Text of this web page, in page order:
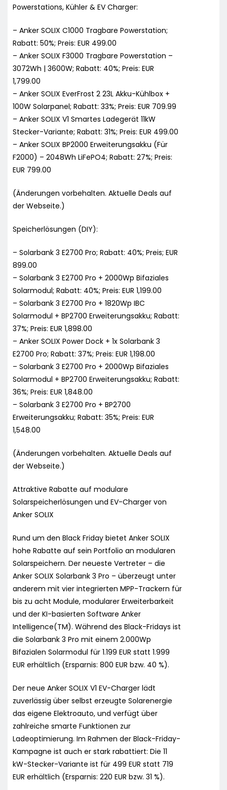
Powerstations, Kühler & EV Charger:
– Anker SOLIX C1000 Tragbare Powerstation;
Rabatt: 50%; Preis: EUR 499.00
– Anker SOLIX F3000 Tragbare Powerstation –
3072Wh | 3600W; Rabatt: 40%; Preis: EUR
1,799.00
– Anker SOLIX EverFrost 2 23L Akku-Kühlbox +
100W Solarpanel; Rabatt: 33%; Preis: EUR 709.99
– Anker SOLIX V1 Smartes Ladegerät 11kW
Stecker-Variante; Rabatt: 31%; Preis: EUR 499.00
– Anker SOLIX BP2000 Erweiterungsakku (Für
F2000) – 2048Wh LiFePO4; Rabatt: 27%; Preis:
EUR 799.00
(Änderungen vorbehalten. Aktuelle Deals auf
der Webseite.)
Speicherlösungen (DIY):
– Solarbank 3 E2700 Pro; Rabatt: 40%; Preis; EUR
899.00
– Solarbank 3 E2700 Pro + 2000Wp Bifaziales
Solarmodul; Rabatt: 40%; Preis: EUR 1,199.00
– Solarbank 3 E2700 Pro + 1820Wp IBC
Solarmodul + BP2700 Erweiterungsakku; Rabatt:
37%; Preis: EUR 1,898.00
– Anker SOLIX Power Dock + 1x Solarbank 3
E2700 Pro; Rabatt: 37%; Preis: EUR 1,198.00
– Solarbank 3 E2700 Pro + 2000Wp Bifaziales
Solarmodul + BP2700 Erweiterungsakku; Rabatt:
36%; Preis: EUR 1,848.00
– Solarbank 3 E2700 Pro + BP2700
Erweiterungsakku; Rabatt: 35%; Preis: EUR
1,548.00
(Änderungen vorbehalten. Aktuelle Deals auf
der Webseite.)
Attraktive Rabatte auf modulare
Solarspeicherlösungen und EV-Charger von
Anker SOLIX
Rund um den Black Friday bietet Anker SOLIX
hohe Rabatte auf sein Portfolio an modularen
Solarspeichern. Der neueste Vertreter – die
Anker SOLIX Solarbank 3 Pro – überzeugt unter
anderem mit vier integrierten MPP-Trackern für
bis zu acht Module, modularer Erweiterbarkeit
und der KI-basierten Software Anker
Intelligence(TM). Während des Black-Fridays ist
die Solarbank 3 Pro mit einem 2.000Wp
Bifazialen Solarmodul für 1.199 EUR statt 1.999
EUR erhältlich (Ersparnis: 800 EUR bzw. 40 %).
Der neue Anker SOLIX V1 EV-Charger lädt
zuverlässig über selbst erzeugte Solarenergie
das eigene Elektroauto, und verfügt über
zahlreiche smarte Funktionen zur
Ladeoptimierung. Im Rahmen der Black-Friday-
Kampagne ist auch er stark rabattiert: Die 11
kW-Stecker-Variante ist für 499 EUR statt 719
EUR erhältlich (Ersparnis: 220 EUR bzw. 31 %).